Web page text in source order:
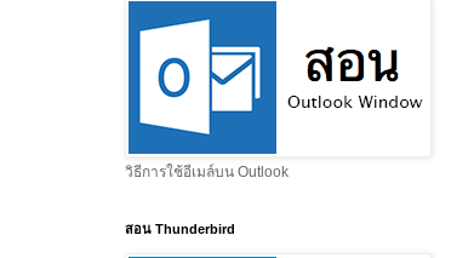
วิธีการใช้อีเมล์บน Outlook
สอน Thunderbird